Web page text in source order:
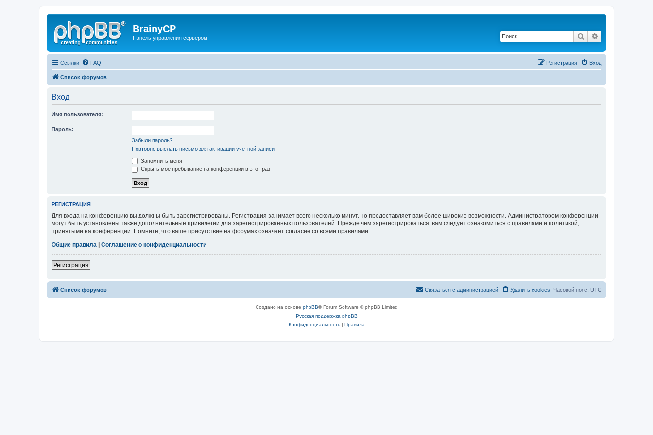
BrainyCP
Панель управления сервером Поиск
Ссылки FAQ Вход
Регистрация
Список форумов
Вход
Имя пользователя:
Пароль:
Забыли пароль?
Повторно выслать письмо для активации учётной записи
Запомнить меня
Скрыть моё пребывание на конференции в этот раз
РЕГИСТРАЦИЯ
Для входа на конференцию вы должны быть зарегистрированы. Регистрация занимает всего несколько минут, но предоставляет вам более широкие возможности. Администратором конференции
могут быть установлены также дополнительные привилегии для зарегистрированных пользователей. Прежде чем зарегистрироваться, вам следует ознакомиться с правилами и политикой,
принятыми на конференции. Помните, что ваше присутствие на форумах означает согласие со всеми правилами.
Общие правила
Соглашение о конфиденциальности
Регистрация
Список форумов Часовой пояс: UTC
Удалить cookies
Связаться с администрацией
Создано на основе phpBB® Forum Software © phpBB Limited
Русская поддержка phpBB
Конфиденциальность| Правила